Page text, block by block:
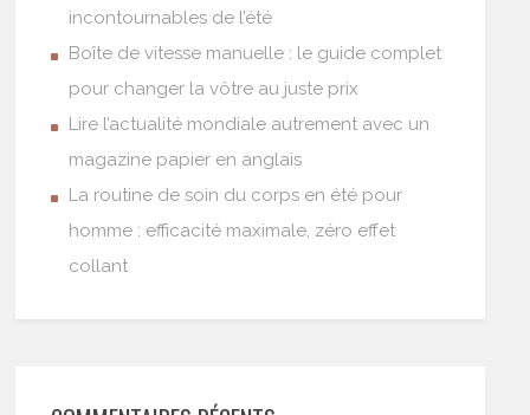
incontournables de l’été
Boîte de vitesse manuelle : le guide complet
pour changer la vôtre au juste prix
Lire l’actualité mondiale autrement avec un
magazine papier en anglais
La routine de soin du corps en été pour
homme : efficacité maximale, zéro effet
collant